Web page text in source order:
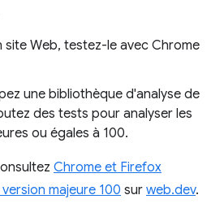
site Web, testez-le avec Chrome
une bibliothèque d'analyse de
des tests pour analyser les
ou égales à 100.
Chrome et Firefox
majeure 100 sur web.dev.